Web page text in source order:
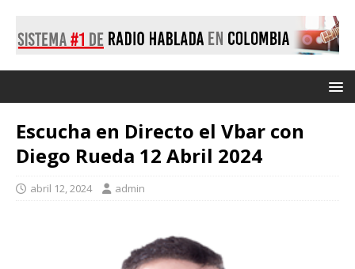
Escucha en Directo el Vbar con
Diego Rueda 12 Abril 2024
abril 12, 2024 admin